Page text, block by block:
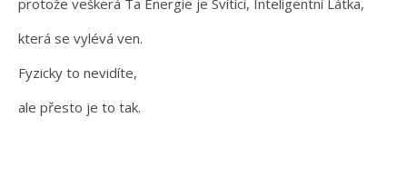
která se vylévá ven.
Fyzicky to nevidíte,
ale přesto je to tak.